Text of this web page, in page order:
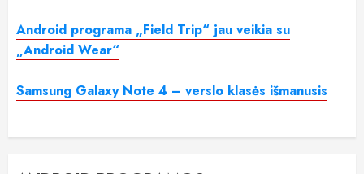
Android programa „Field Trip“ jau veikia su
„Android Wear“
Samsung Galaxy Note 4 – verslo klasės išmanusis